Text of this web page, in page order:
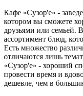
Кафе «Сузор'е» -
котором вы сможете
друзьями или семьей.
ассортимент блюд,
Есть множество
отличаются лишь
«Сузор'е» - хороший
провести время и
дешевле, чем в